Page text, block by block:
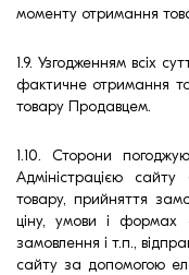
моменту отримання
1.9. Узгодженням всіх
фактичне отримання
товару Продавцем.
1.10. Сторони
Адміністрацією
товару, прийняття
ціну, умови і формах
замовлення і т.п.,
сайту за допомогою